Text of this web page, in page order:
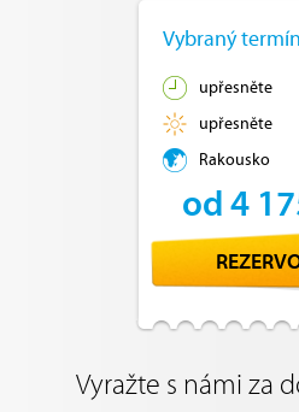
Vybraný termín
upřesněte
upřesněte
Rakousko
od 4
Vyražte s námi za